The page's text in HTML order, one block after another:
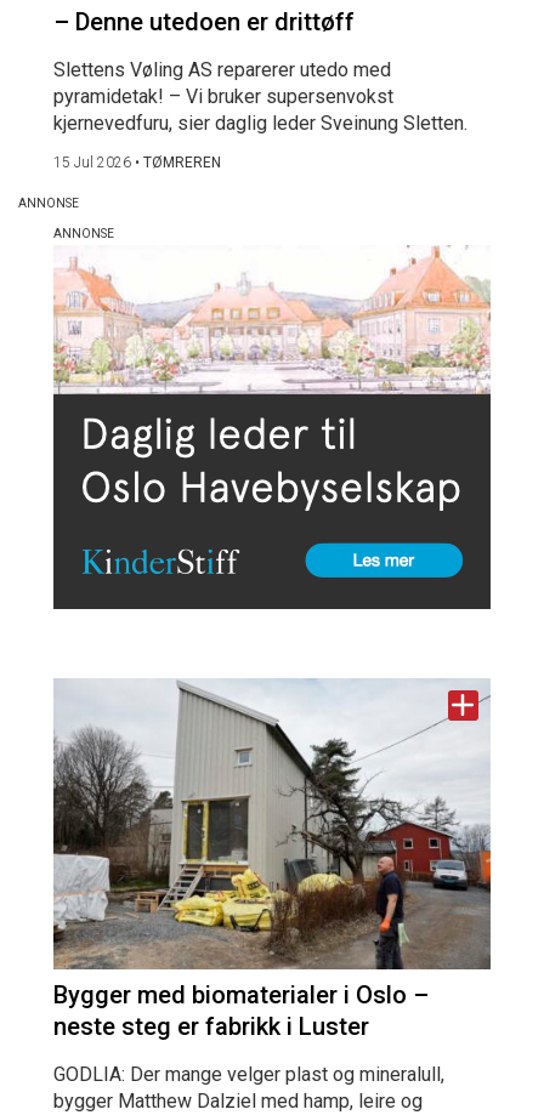
– Denne utedoen er drittøff
Slettens Vøling AS reparerer utedo med
pyramidetak! – Vi bruker supersenvokst
kjernevedfuru, sier daglig leder Sveinung Sletten.
15 Jul 2026 • TØMREREN
Bygger med biomaterialer i Oslo –
neste steg er fabrikk i Luster
GODLIA: Der mange velger plast og mineralull,
bygger Matthew Dalziel med hamp, leire og